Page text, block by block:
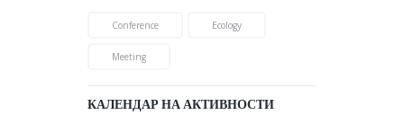
Conference Ecology
Meeting
КАЛЕНДАР НА АКТИВНОСТИ